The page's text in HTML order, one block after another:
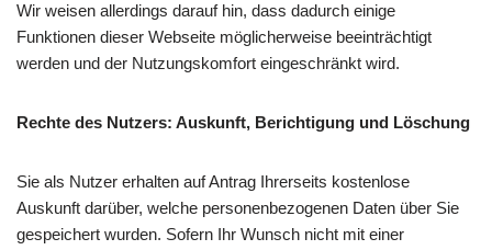
Wir weisen allerdings darauf hin, dass dadurch einige
Funktionen dieser Webseite möglicherweise beeinträchtigt
werden und der Nutzungskomfort eingeschränkt wird.
Rechte des Nutzers: Auskunft, Berichtigung und Löschung
Sie als Nutzer erhalten auf Antrag Ihrerseits kostenlose
Auskunft darüber, welche personenbezogenen Daten über Sie
gespeichert wurden. Sofern Ihr Wunsch nicht mit einer